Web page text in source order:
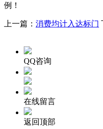
例！
上一篇： 消费均计入达标门
QQ咨询
在线留言
返回顶部